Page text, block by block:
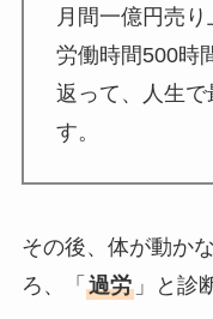
月間一億円売
労働時間500時
返って、人生
す。
その後、体が動か
ろ、「 過労」と診